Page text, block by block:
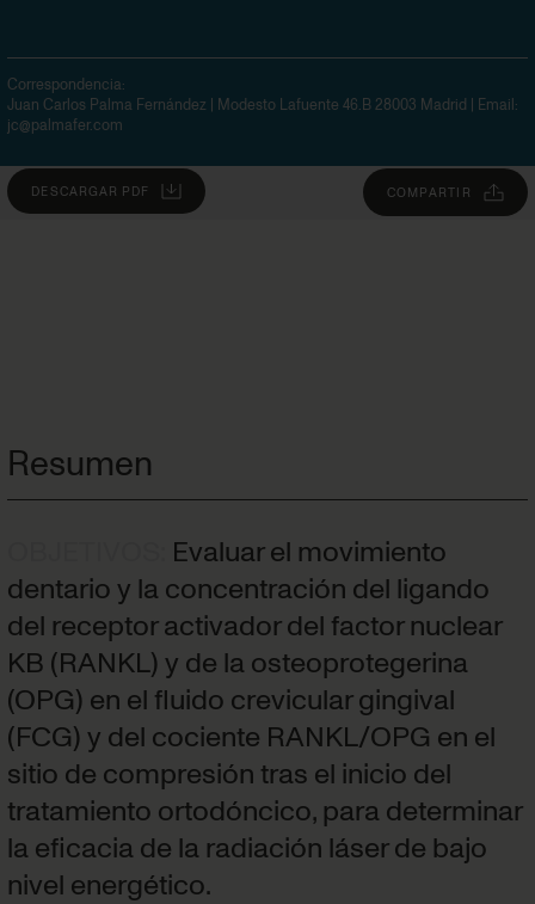
Correspondencia:
Juan Carlos Palma Fernández | Modesto Lafuente 46.B 28003 Madrid | Email:
jc@palmafer.com
DESCARGAR PDF COMPARTIR
Resumen
Evaluar el movimiento
dentario y la concentración del ligando
del receptor activador del factor nuclear
KB (RANKL) y de la osteoprotegerina
(OPG) en el fluido crevicular gingival
(FCG) y del cociente RANKL/OPG en el
sitio de compresión tras el inicio del
tratamiento ortodóncico, para determinar
la eficacia de la radiación láser de bajo
nivel energético.